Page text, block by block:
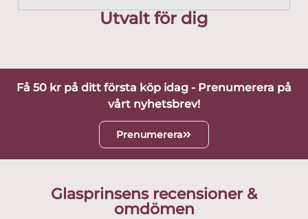
Utvalt för dig
Få 50 kr på ditt första köp idag - Prenumerera på
vårt nyhetsbrev!
Prenumerera
Glasprinsens recensioner &
omdömen